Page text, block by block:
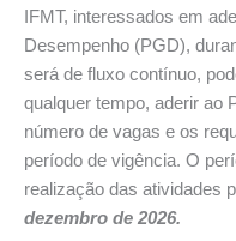
IFMT, interessados em
Desempenho (PGD),
será de fluxo contínuo,
qualquer tempo, aderir ao
número de vagas e os
período de vigência. O
realização das atividades
dezembro de 2026.